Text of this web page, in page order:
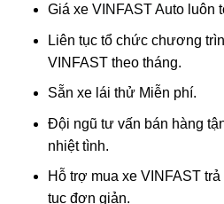
Giá xeVINFAST Auto luôn
Liên tục tổ chức chương
VINFAST theo tháng.
Sẵn xe lái thử Miễn phí.
Đội ngũ tư vấn bán hàng
nhiệt tình.
Hỗ trợ mua xe VINFAST
tục đơn giản.